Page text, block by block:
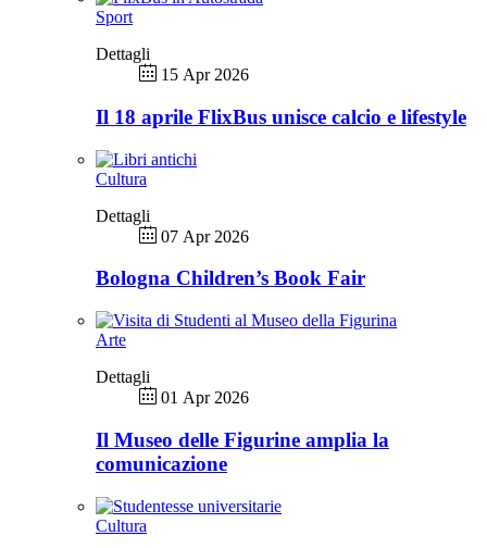
Sport
Dettagli
15 Apr 2026
Il 18 aprile FlixBus unisce calcio e lifestyle
Cultura
Dettagli
07 Apr 2026
Bologna Children’s Book Fair
Arte
Dettagli
01 Apr 2026
Il Museo delle Figurine amplia la
comunicazione
Cultura